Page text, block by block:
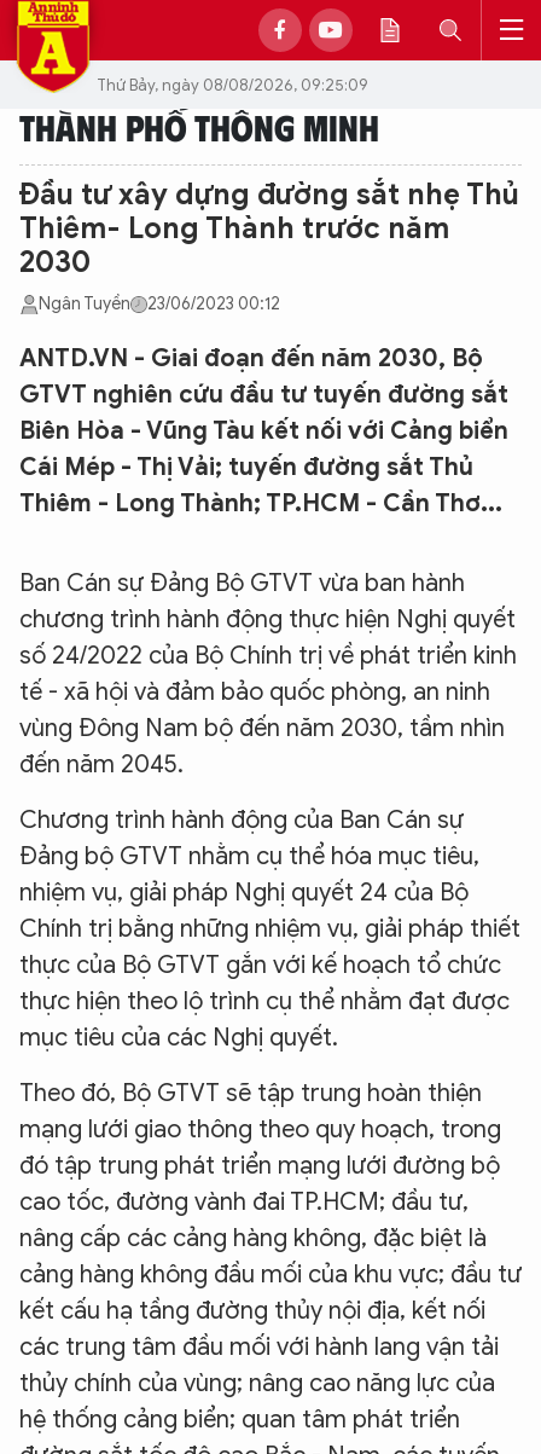
Thứ Bảy, ngày 08/08/2026, 09:25:09
THÀNH PHỐ THÔNG MINH
Đầu tư xây dựng đường sắt nhẹ Thủ
Thiêm- Long Thành trước năm
2030
Ngân Tuyền 23/06/2023 00:12
ANTD.VN - Giai đoạn đến năm 2030, Bộ
GTVT nghiên cứu đầu tư tuyến đường sắt
Biên Hòa - Vũng Tàu kết nối với Cảng biển
Cái Mép - Thị Vải; tuyến đường sắt Thủ
Thiêm - Long Thành; TP.HCM - Cần Thơ...
Ban Cán sự Đảng Bộ GTVT vừa ban hành
chương trình hành động thực hiện Nghị quyết
số 24/2022 của Bộ Chính trị về phát triển kinh
tế - xã hội và đảm bảo quốc phòng, an ninh
vùng Đông Nam bộ đến năm 2030, tầm nhìn
đến năm 2045.
Chương trình hành động của Ban Cán sự
Đảng bộ GTVT nhằm cụ thể hóa mục tiêu,
nhiệm vụ, giải pháp Nghị quyết 24 của Bộ
Chính trị bằng những nhiệm vụ, giải pháp thiết
thực của Bộ GTVT gắn với kế hoạch tổ chức
thực hiện theo lộ trình cụ thể nhằm đạt được
mục tiêu của các Nghị quyết.
Theo đó, Bộ GTVT sẽ tập trung hoàn thiện
mạng lưới giao thông theo quy hoạch, trong
đó tập trung phát triển mạng lưới đường bộ
cao tốc, đường vành đai TP.HCM; đầu tư,
nâng cấp các cảng hàng không, đặc biệt là
cảng hàng không đầu mối của khu vực; đầu tư
kết cấu hạ tầng đường thủy nội địa, kết nối
các trung tâm đầu mối với hành lang vận tải
thủy chính của vùng; nâng cao năng lực của
hệ thống cảng biển; quan tâm phát triển